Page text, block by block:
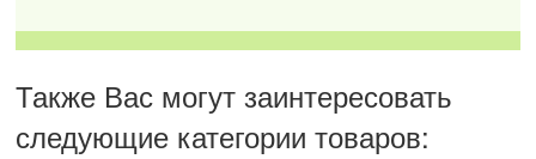
Также Вас могут заинтересовать
следующие категории товаров: